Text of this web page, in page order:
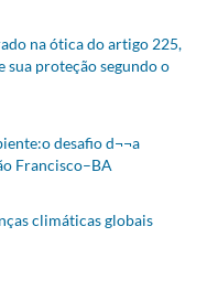
na ótica do artigo 225,
sua proteção segundo o
desafio d¬¬a
Francisco–BA
climáticas globais